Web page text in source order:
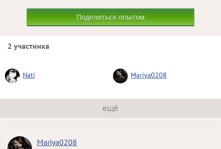
Поделиться опытом
2 участника
Nati Mariya0208
ещё
Mariya0208